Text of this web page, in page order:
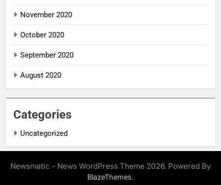
November 2020
October 2020
September 2020
August 2020
Categories
Uncategorized
Newsmatic - News WordPress Theme 2026. Powered By
BlazeThemes.